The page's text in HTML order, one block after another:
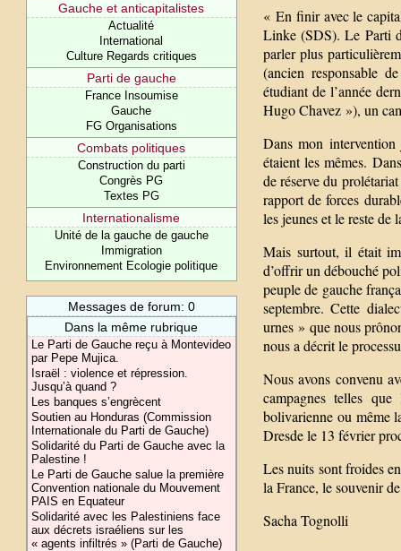
Gauche et anticapitalistes
Actualité
International
Culture Regards critiques
Parti de gauche
France Insoumise
Gauche
FG Organisations
Combats politiques
Construction du parti
Congrès PG
Textes PG
Internationalisme
Unité de la gauche de gauche
Immigration
Environnement Ecologie politique
Messages de forum: 0
Dans la même rubrique
Le Parti de Gauche reçu à Montevideo
par Pepe Mujica.
Israël : violence et répression.
Jusqu’à quand ?
Les banques s’engrècent
Soutien au Honduras (Commission
Internationale du Parti de Gauche)
Solidarité du Parti de Gauche avec la
Palestine !
Le Parti de Gauche salue la première
Convention nationale du Mouvement
PAIS en Equateur
Solidarité avec les Palestiniens face
aux décrets israéliens sur les
« agents infiltrés » (Parti de Gauche)
« En finir avec le
Linke (SDS). Le Parti
parler plus
(ancien responsable
étudiant de l’année
Hugo Chavez »), un
Dans mon
étaient les mêmes.
de réserve du
rapport de forces
les jeunes et le reste de
Mais surtout, il était
d’offrir un débouché
peuple de gauche
septembre. Cette
urnes » que nous
nous a décrit le
Nous avons convenu
campagnes telles
bolivarienne ou même
Dresde le 13 février
Les nuits sont froides
la France, le souvenir
Sacha Tognolli